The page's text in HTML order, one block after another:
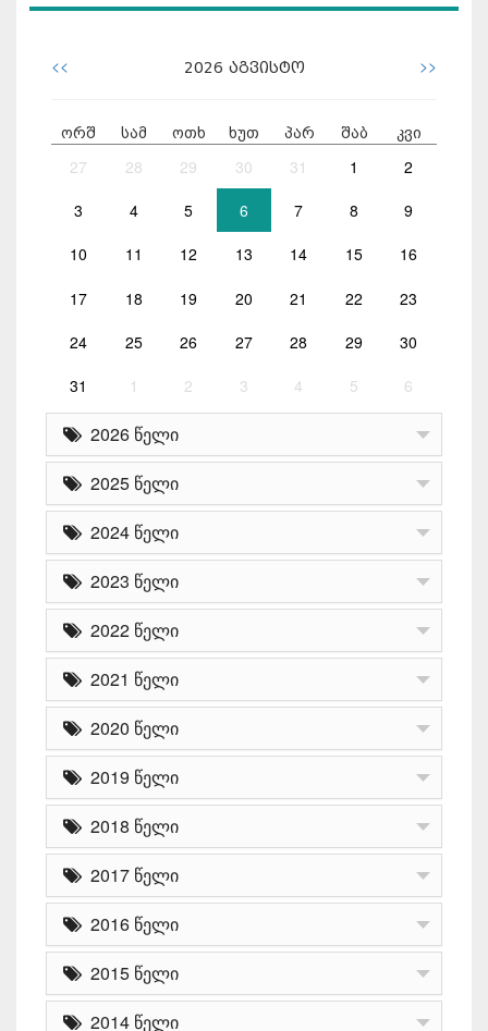
<< 2026 აგვისტო >>
ორშ სამ ოთხ ხუთ პარ შაბ კვი
27 28 29 30 31 1 2
3 4 5 6 7 8 9
10 11 12 13 14 15 16
17 18 19 20 21 22 23
24 25 26 27 28 29 30
31 1 2 3 4 5 6
2026 წელი
2025 წელი
2024 წელი
2023 წელი
2022 წელი
2021 წელი
2020 წელი
2019 წელი
2018 წელი
2017 წელი
2016 წელი
2015 წელი
2014 წელი